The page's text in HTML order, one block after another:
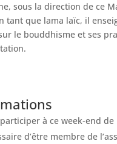
sous la direction de ce
tant que lama laïc, il
le bouddhisme et ses
à ce week-end
d’être membre de